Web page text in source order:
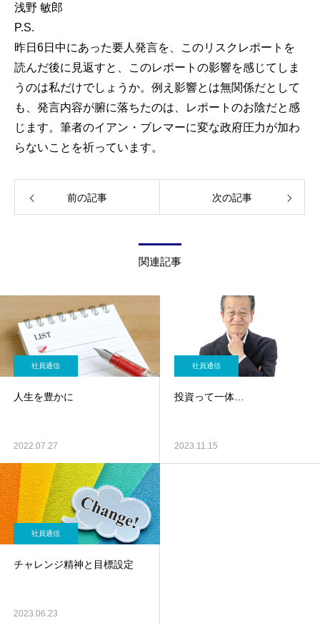
浅野 敏郎
P.S.
昨日6日中にあった要人発言を、このリスクレポートを
読んだ後に見返すと、このレポートの影響を感じてしま
うのは私だけでしょうか。例え影響とは無関係だとして
も、発言内容が腑に落ちたのは、レポートのお陰だと感
じます。筆者のイアン・ブレマーに変な政府圧力が加わ
らないことを祈っています。
前の記事 次の記事
関連記事
社員通信
人生を豊かに
2022.07.27
社員通信
投資って一体…
2023.11.15
社員通信
チャレンジ精神と目標設定
2023.06.23